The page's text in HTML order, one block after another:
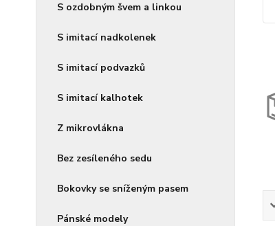
S ozdobným švem a linkou
S imitací nadkolenek
S imitací podvazků
S imitací kalhotek
Z mikrovlákna
Bez zesíleného sedu
Bokovky se sníženým pasem
Pánské modely